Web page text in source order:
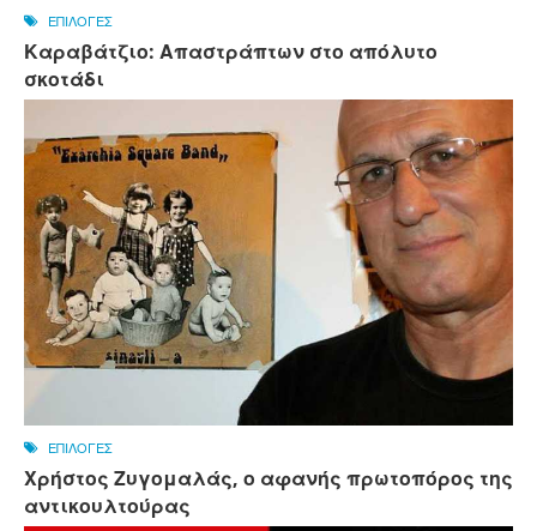
ΕΠΙΛΟΓΕΣ
Καραβάτζιο: Απαστράπτων στο απόλυτο
σκοτάδι
ΕΠΙΛΟΓΕΣ
Χρήστος Ζυγομαλάς, ο αφανής πρωτοπόρος της
αντικουλτούρας